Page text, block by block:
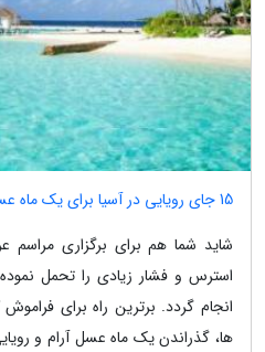
15 جای رویایی در آسیا برای یک ماه عسل تابستانی
شاید شما هم برای برگزاری مراسم
استرس و فشار زیادی را تحمل
انجام گردد. برترین راه برای
ها، گذراندن یک ماه عسل آرام و